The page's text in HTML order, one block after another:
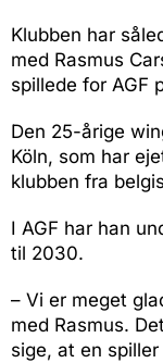
Klubben har
med Rasmus
spillede for AGF
Den 25-årige
Köln, som har
klubben fra
I AGF har han
til 2030.
– Vi er meget
med Rasmus.
sige, at en